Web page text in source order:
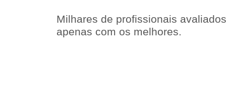
Milhares de profissionais
apenas com os melhores.